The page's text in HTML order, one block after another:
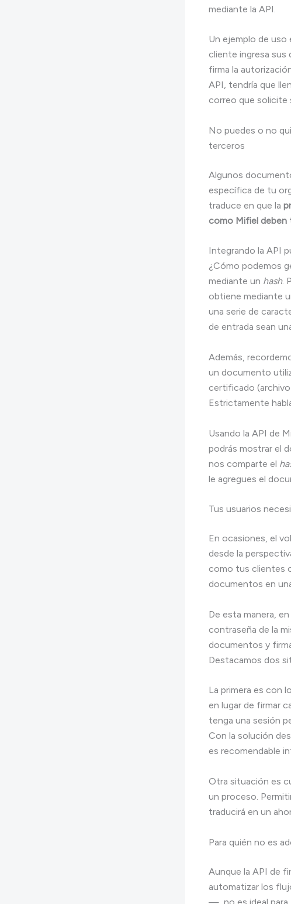
mediante la API.
Un ejemplo de uso
cliente ingresa sus
firma la
API, tendría que
correo que solicite
No puedes o no
terceros
Algunos
específica de tu
traduce en que la
como Mifiel deben
Integrando la API
¿Cómo podemos
mediante un hash.
obtiene mediante
una serie de
de entrada sean
Además,
un documento
certificado
Estrictamente
Usando la API de
podrás mostrar el
nos comparte el
le agregues el
Tus usuarios
En ocasiones, el
desde la
como tus clientes
documentos en
De esta manera,
contraseña de la
documentos y
Destacamos dos
La primera es con
en lugar de firmar
tenga una sesión
Con la solución
es recomendable
Otra situación es
un proceso.
traducirá en un
Para quién no es
Aunque la API de
automatizar los
—, no es ideal